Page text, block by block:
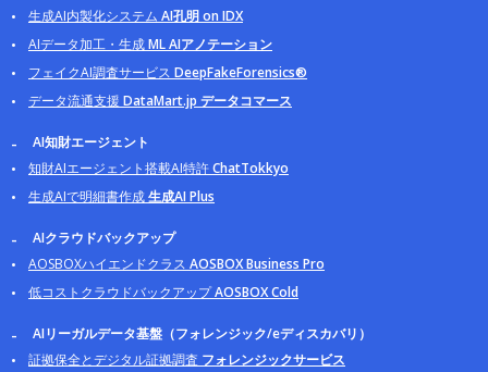
生成AI内製化システム AI孔明 on IDX
AIデータ加工・生成ML AIアノテーション
フェイクAI調査サービス DeepFakeForensics®
データ流通支援 DataMart.jp データコマース
AI知財エージェント
知財AIエージェント搭載AI特許ChatTokkyo
生成AIで明細書作成生成AI Plus
AIクラウドバックアップ
AOSBOXハイエンドクラス AOSBOX Business Pro
低コストクラウドバックアップAOSBOX Cold
AIリーガルデータ基盤（フォレンジック/eディスカバリ）
証拠保全とデジタル証拠調査 フォレンジックサービス